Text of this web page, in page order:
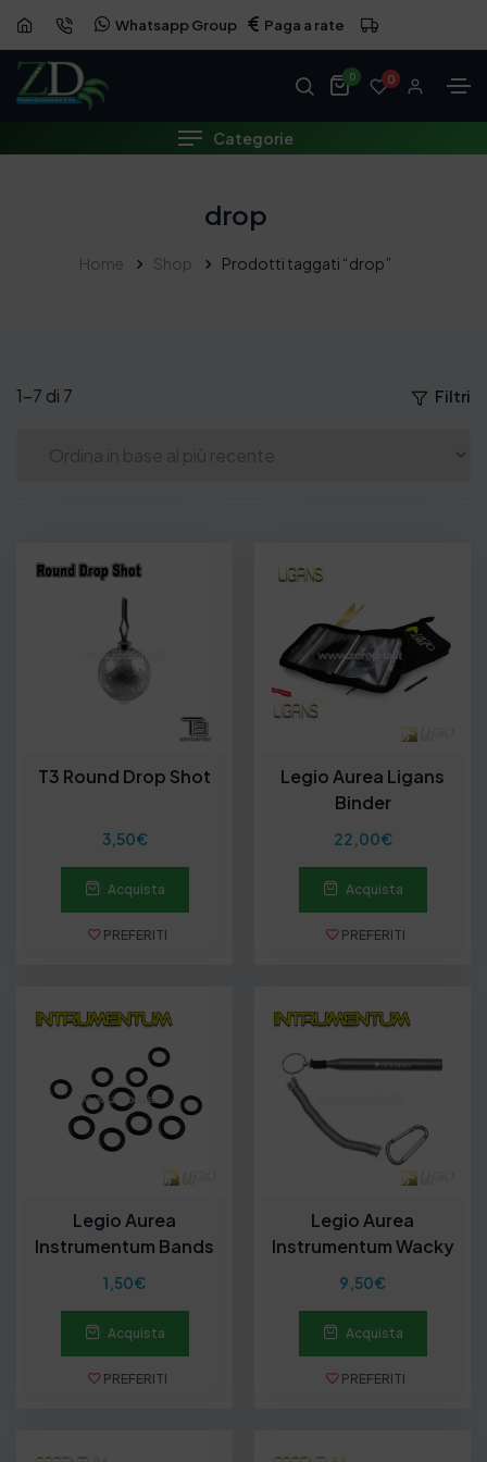
Whatsapp Group Paga a rate
0 0
Categorie
drop
Home Shop Prodotti taggati “drop”
1–7 di 7 Filtri
T3 Round Drop Shot
3,50€
Acquista
PREFERITI
Legio Aurea Ligans
Binder
22,00€
Acquista
PREFERITI
Legio Aurea
Instrumentum Bands
1,50€
Acquista
PREFERITI
Legio Aurea
Instrumentum Wacky
Tool
9,50€
Acquista
PREFERITI